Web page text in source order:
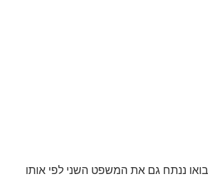
בואו ננתח גם את המשפט השני לפי אותו